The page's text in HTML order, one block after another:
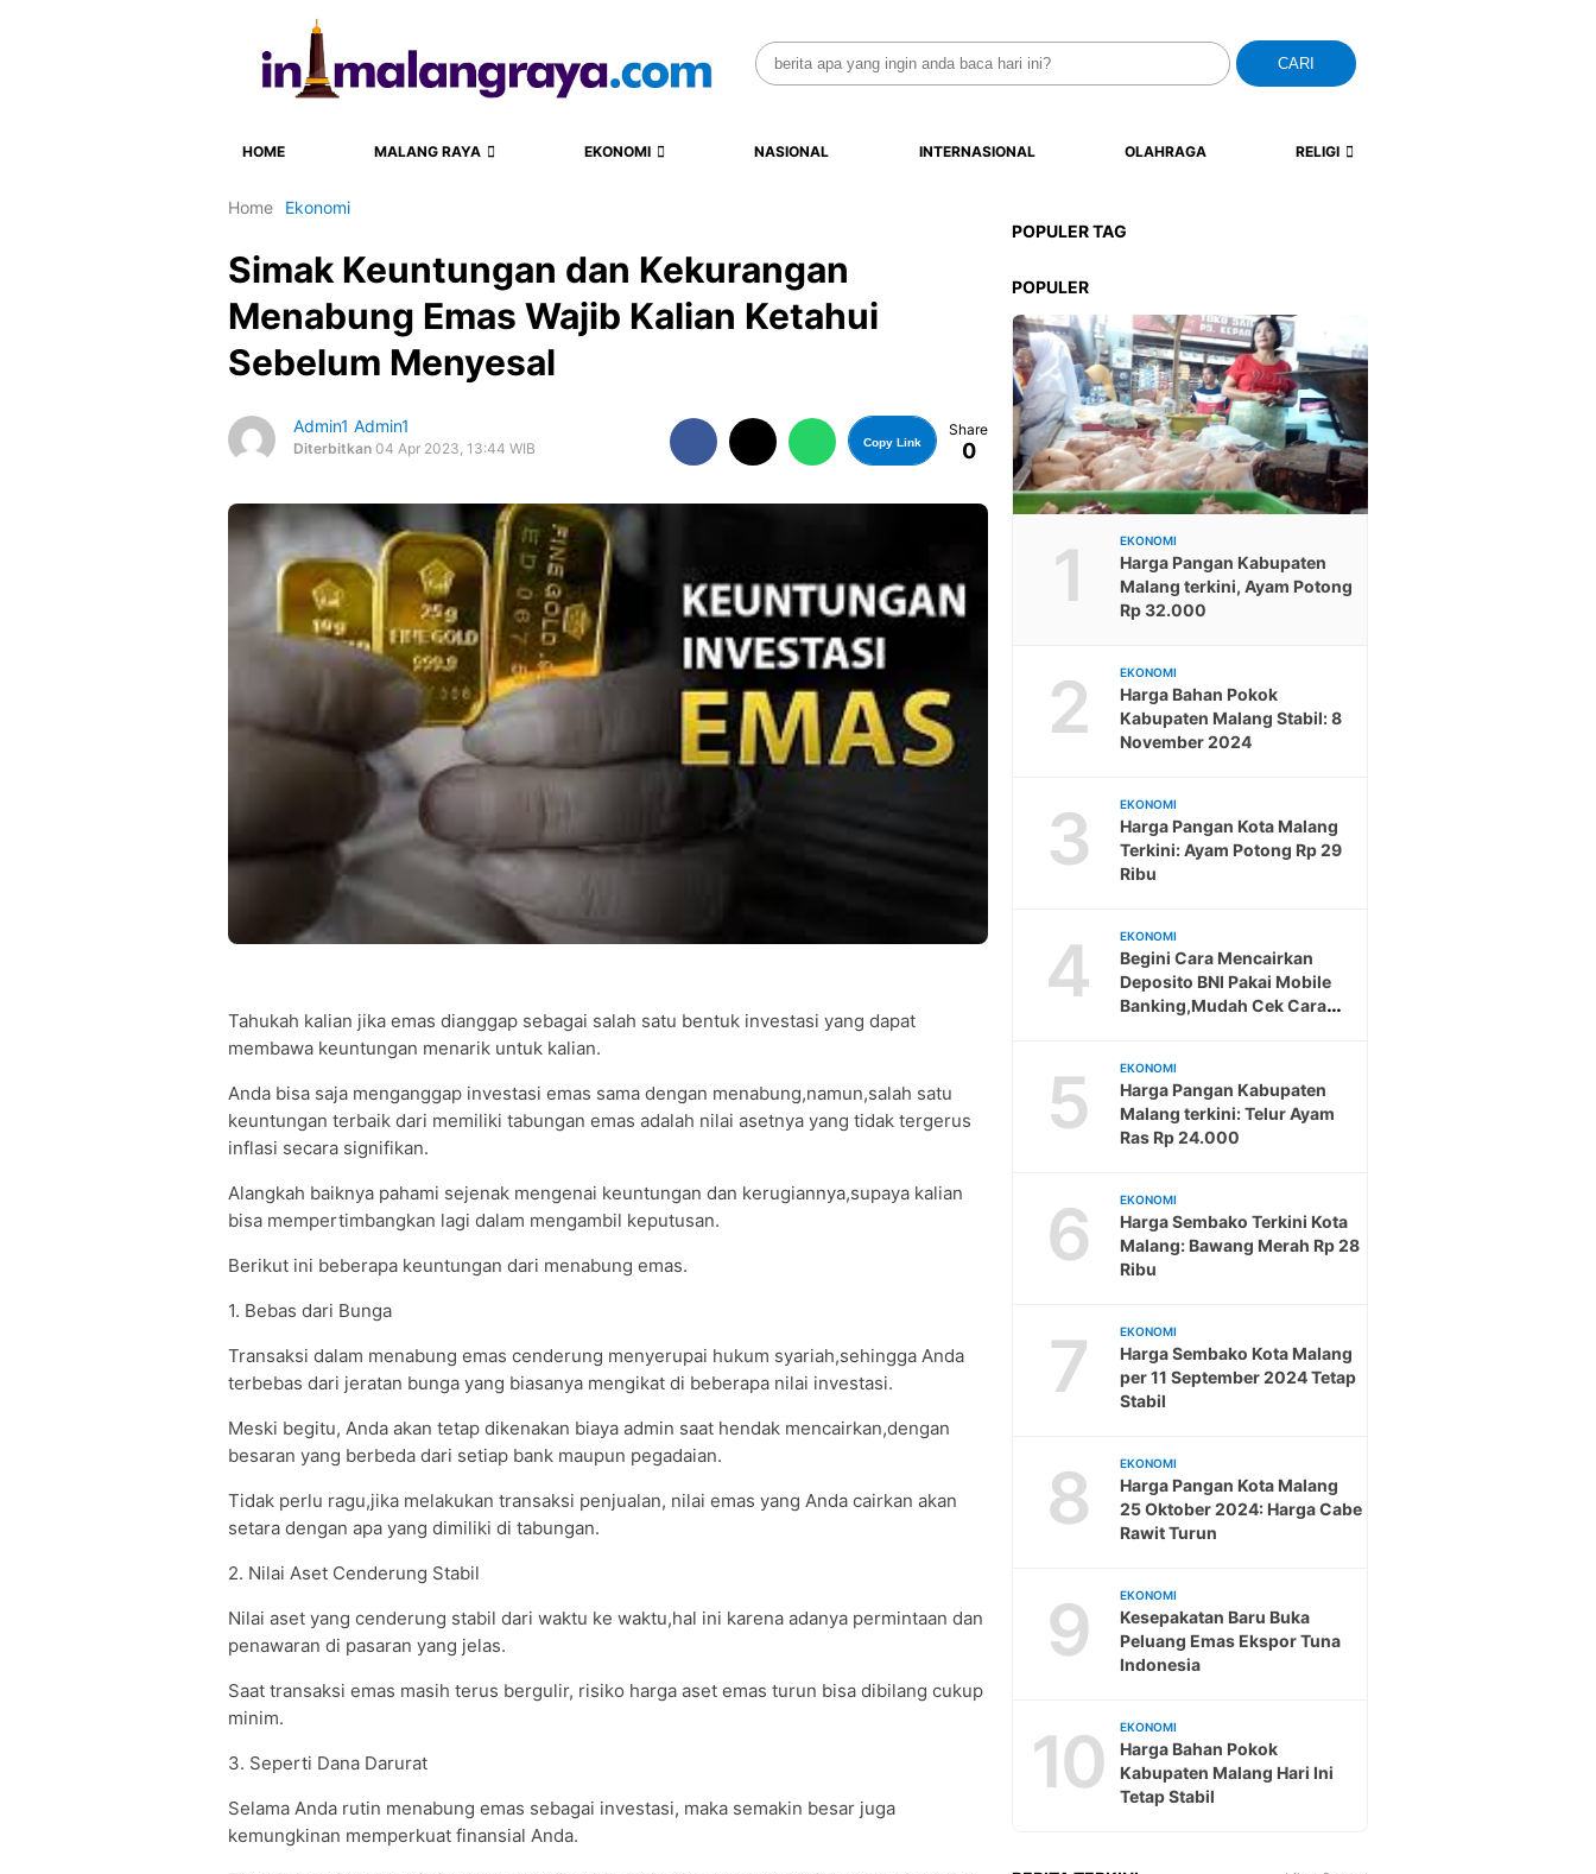
Search
for:
CARI
HOME MALANG RAYA EKONOMI NASIONAL INTERNASIONAL OLAHRAGA RELIGI
Home Ekonomi
Simak Keuntungan dan Kekurangan
Menabung Emas Wajib Kalian Ketahui
Sebelum Menyesal
Admin1 Admin1
Diterbitkan 04 Apr 2023, 13:44 WIB Copy Link
Share
0
Tahukah kalian jika emas dianggap sebagai salah satu bentuk investasi yang dapat
membawa keuntungan menarik untuk kalian.
Anda bisa saja menganggap investasi emas sama dengan menabung,namun,salah satu
keuntungan terbaik dari memiliki tabungan emas adalah nilai asetnya yang tidak tergerus
inflasi secara signifikan.
Alangkah baiknya pahami sejenak mengenai keuntungan dan kerugiannya,supaya kalian
bisa mempertimbangkan lagi dalam mengambil keputusan.
Berikut ini beberapa keuntungan dari menabung emas.
1. Bebas dari Bunga
Transaksi dalam menabung emas cenderung menyerupai hukum syariah,sehingga Anda
terbebas dari jeratan bunga yang biasanya mengikat di beberapa nilai investasi.
Meski begitu, Anda akan tetap dikenakan biaya admin saat hendak mencairkan,dengan
besaran yang berbeda dari setiap bank maupun pegadaian.
Tidak perlu ragu,jika melakukan transaksi penjualan, nilai emas yang Anda cairkan akan
setara dengan apa yang dimiliki di tabungan.
2. Nilai Aset Cenderung Stabil
Nilai aset yang cenderung stabil dari waktu ke waktu,hal ini karena adanya permintaan dan
penawaran di pasaran yang jelas.
Saat transaksi emas masih terus bergulir, risiko harga aset emas turun bisa dibilang cukup
minim.
3. Seperti Dana Darurat
Selama Anda rutin menabung emas sebagai investasi, maka semakin besar juga
kemungkinan memperkuat finansial Anda.
POPULER TAG
POPULER
1 EKONOMI
Harga Pangan Kabupaten
Malang terkini, Ayam Potong
Rp 32.000
2 EKONOMI
Harga Bahan Pokok
Kabupaten Malang Stabil: 8
November 2024
3 EKONOMI
Harga Pangan Kota Malang
Terkini: Ayam Potong Rp 29
Ribu
4 EKONOMI
Begini Cara Mencairkan
Deposito BNI Pakai Mobile
Banking,Mudah Cek Cara
5 EKONOMI
Harga Pangan Kabupaten
Malang terkini: Telur Ayam
Ras Rp 24.000
6 EKONOMI
Harga Sembako Terkini Kota
Malang: Bawang Merah Rp 28
Ribu
7 EKONOMI
Harga Sembako Kota Malang
per 11 September 2024 Tetap
Stabil
8 EKONOMI
Harga Pangan Kota Malang
25 Oktober 2024: Harga Cabe
Rawit Turun
9 EKONOMI
Kesepakatan Baru Buka
Peluang Emas Ekspor Tuna
Indonesia
10 EKONOMI
Harga Bahan Pokok
Kabupaten Malang Hari Ini
Tetap Stabil